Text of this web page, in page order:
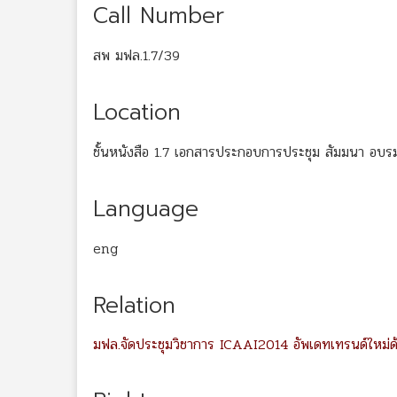
Call Number
สพ มฟล.1.7/39
Location
ชั้นหนังสือ 1.7 เอกสารประกอบการประชุม สัมมนา อบร
Language
eng
Relation
มฟล.จัดประชุมวิชาการ ICAAI2014 อัพเดทเทรนด์ใหม่